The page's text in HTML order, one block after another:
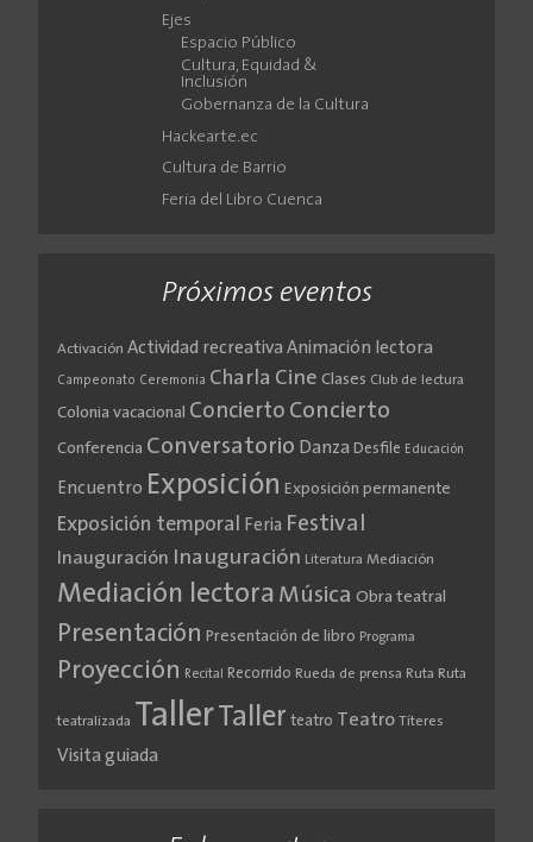
Ejes
Espacio Público
Cultura, Equidad &
Inclusión
Gobernanza de la Cultura
Hackearte.ec
Cultura de Barrio
Feria del Libro Cuenca
Próximos eventos
Activación Actividad recreativa Animación lectora
Campeonato Ceremonia Charla Cine Clases Club de lectura
Colonia vacacional Concierto Concierto
Conferencia Conversatorio Danza Desfile Educación
Encuentro Exposición Exposición permanente
Exposición temporal Feria Festival
Inauguración Inauguración Literatura Mediación
Mediación lectora Música Obra teatral
Presentación Presentación de libro Programa
Proyección Recital Recorrido Rueda de prensa Ruta Ruta
teatralizada TallerTaller teatro Teatro Títeres
Visita guiada